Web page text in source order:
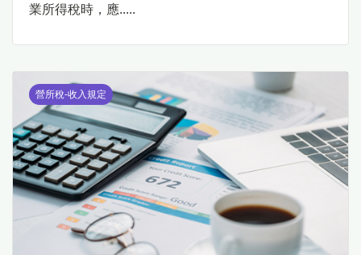
業所得稅時，應.....
營所稅-收入規定